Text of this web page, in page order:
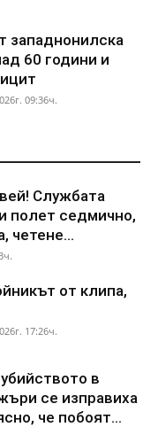
западнонилска
60 години и
09:36ч.
Службата
полет седмично,
четене...
от клипа,
17:26ч.
в
се изправиха
че побоят...